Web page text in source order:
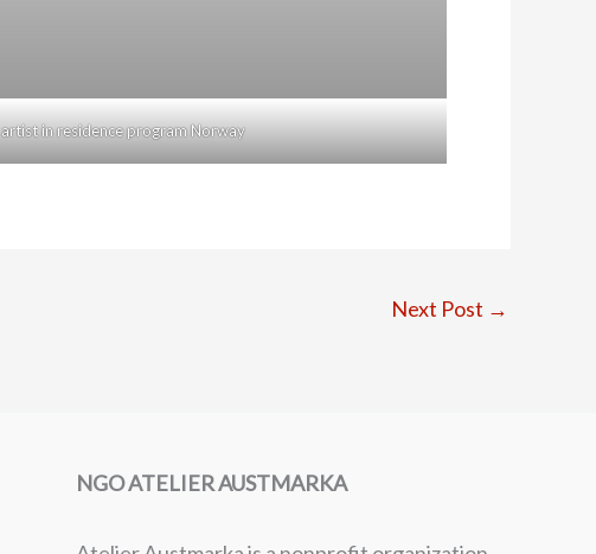
artist in residence program Norway
Next Post →
NGO ATELIER AUSTMARKA